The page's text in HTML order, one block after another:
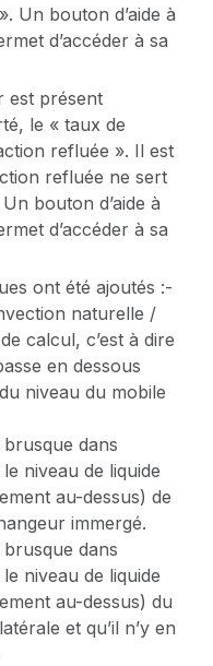
Un bouton d’aide à
d’accéder à sa
est présent
le « taux de
refluée ». Il est
refluée ne sert
bouton d’aide à
d’accéder à sa
ont été ajoutés :-
naturelle /
calcul, c’est à dire
en dessous
niveau du mobile
dans
niveau de liquide
au-dessus) de
immergé.
dans
niveau de liquide
au-dessus) du
et qu’il n’y en